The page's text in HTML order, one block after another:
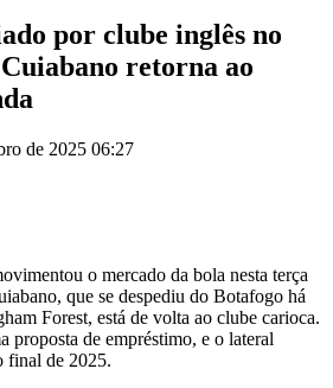
por clube inglês no
retorna ao
de 2025 06:27
o mercado da bola nesta terça
que se despediu do Botafogo há
Forest, está de volta ao clube carioca.
proposta de empréstimo, e o lateral
final de 2025.